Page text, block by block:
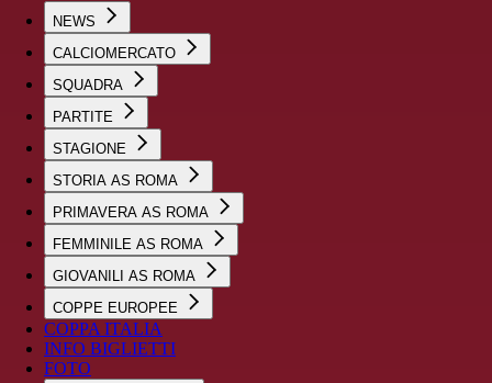
NEWS
CALCIOMERCATO
SQUADRA
PARTITE
STAGIONE
STORIA AS ROMA
PRIMAVERA AS ROMA
FEMMINILE AS ROMA
GIOVANILI AS ROMA
COPPE EUROPEE
COPPA ITALIA
INFO BIGLIETTI
FOTO